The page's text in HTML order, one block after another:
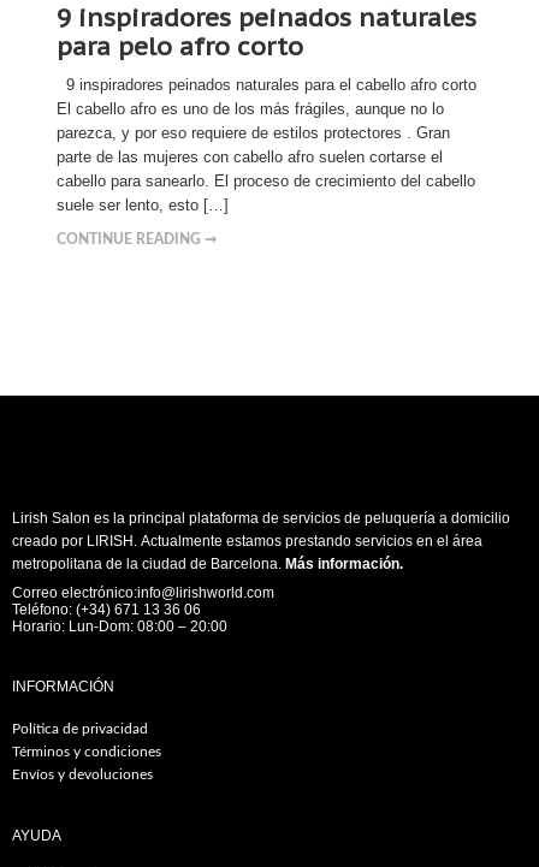
9 inspiradores peinados naturales
para pelo afro corto
9 inspiradores peinados naturales para el cabello afro corto
El cabello afro es uno de los más frágiles, aunque no lo
parezca, y por eso requiere de estilos protectores . Gran
parte de las mujeres con cabello afro suelen cortarse el
cabello para sanearlo. El proceso de crecimiento del cabello
suele ser lento, esto […]
CONTINUE READING ➞
Lirish Salon es la principal plataforma de servicios de peluquería a domicilio
creado por LIRISH. Actualmente estamos prestando servicios en el área
metropolitana de la ciudad de Barcelona. Más información.
Correo electrónico:info@lirishworld.com
Teléfono: (+34) 671 13 36 06
Horario: Lun-Dom: 08:00 – 20:00
INFORMACIÓN
Política de privacidad
Términos y condiciones
Envíos y devoluciones
AYUDA